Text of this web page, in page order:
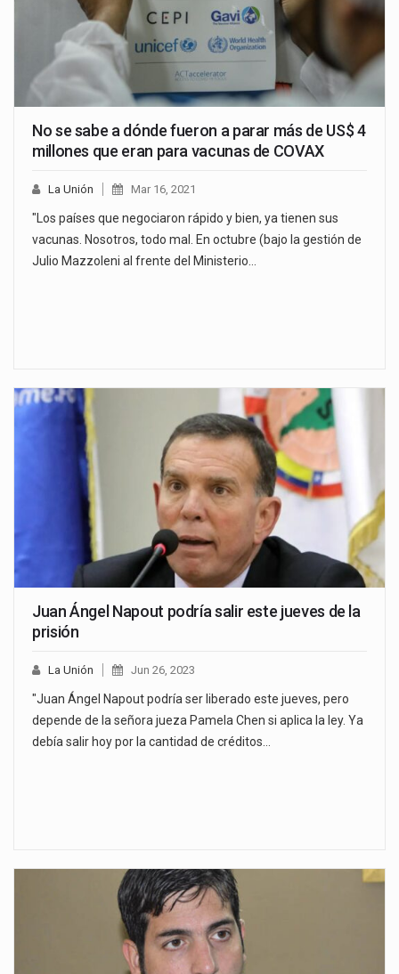
No se sabe a dónde fueron a parar más de US$ 4
millones que eran para vacunas de COVAX
La Unión Mar 16, 2021
"Los países que negociaron rápido y bien, ya tienen sus
vacunas. Nosotros, todo mal. En octubre (bajo la gestión de
Julio Mazzoleni al frente del Ministerio…
Juan Ángel Napout podría salir este jueves de la
prisión
La Unión Jun 26, 2023
"Juan Ángel Napout podría ser liberado este jueves, pero
depende de la señora jueza Pamela Chen si aplica la ley. Ya
debía salir hoy por la cantidad de créditos…